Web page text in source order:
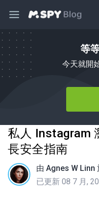
等
今天就開
私人 Instagram
長安全指南
由 Agnes W Linn
已更新 08 7 月,